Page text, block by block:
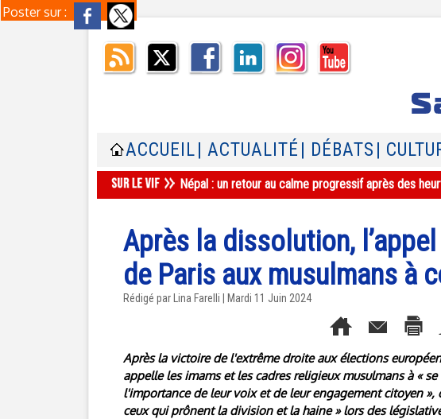
Poster sur :
ACCUEIL | ACTUALITÉ | DÉBATS |
Népal : un retour au calme progressif après des
Après la dissolution,
de Paris aux musulmans à
Rédigé par Lina Farelli | Mardi 11 Juin 2024
Après la victoire de l'extrême droite aux élections
appelle les imams et les cadres religieux musulmans à «
l'importance de leur voix et de leur engagement citoyen
ceux qui prônent la division et la haine » lors des